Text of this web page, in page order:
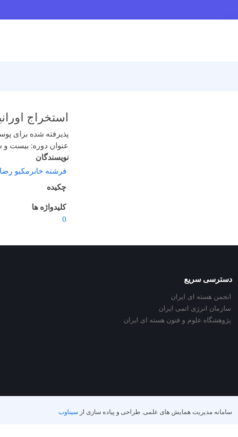
استخراج
پذیرفته شده برای
عنوان دوره: بیست و سوم
نویسندگان
فرشته ‌خانرمکیو
چکیده
کلیدواژه ها
0
دسترسی سریع
انجمن هسته ای ایران
سازمان انرژی اتمی ایران
پژوهشگاه علوم و فنون هسته ای ایران
سامانه مدیریت همایش های علمی. طراحی و پیاده سازی از سیناوب